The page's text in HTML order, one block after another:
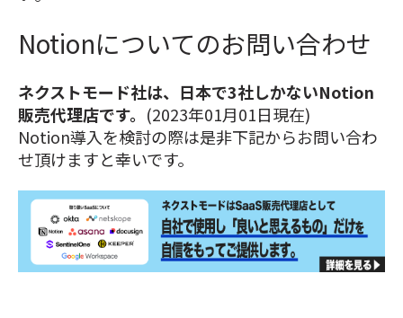
Notionについてのお問い合わせ
ネクストモード社は、日本で3社しかないNotion
販売代理店です。 (2023年01月01日現在)
Notion導入を検討の際は是非下記からお問い合わ
せ頂けますと幸いです。